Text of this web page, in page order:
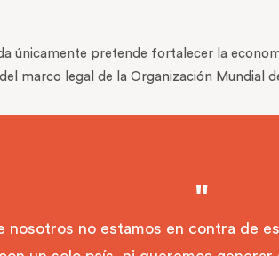
únicamente pretende fortalecer la
marco legal de la Organización Mundial
nosotros no estamos en contra de